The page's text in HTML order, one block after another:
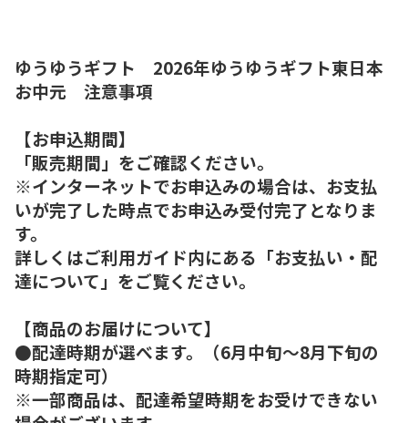
ゆうゆうギフト 2026年ゆうゆうギフト東日本
お中元 注意事項
【お申込期間】
「販売期間」をご確認ください。
※インターネットでお申込みの場合は、お支払
いが完了した時点でお申込み受付完了となりま
す。
詳しくはご利用ガイド内にある「お支払い・配
達について」をご覧ください。
【商品のお届けについて】
●配達時期が選べます。（6月中旬～8月下旬の
時期指定可）
※一部商品は、配達希望時期をお受けできない